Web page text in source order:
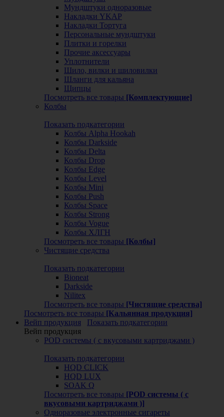
Мундштуки одноразовые
Накладки YKAP
Накладки Тортуга
Персональные мундштуки
Плитки и горелки
Прочие аксессуары
Уплотнители
Шило, вилки и шиловилки
Шланги для кальяна
Щипцы
Посмотреть все товары [Комплектующие]
Колбы
Показать подкатегории
Колбы Alpha Hookah
Колбы Darkside
Колбы Delta
Колбы Drop
Колбы Edge
Колбы Level
Колбы Mini
Колбы Push
Колбы Space
Колбы Strong
Колбы Vogue
Колбы ХЛГН
Посмотреть все товары [Колбы]
Чистящие средства
Показать подкатегории
Bioneat
Darkside
Nilitex
Посмотреть все товары [Чистящие средства]
Посмотреть все товары [Кальянная продукция]
Вейп продукция
Показать подкатегории
Вейп продукция
POD системы ( с вкусовыми картриджами )
Показать подкатегории
HQD CLICK
HQD LUX
SOAK Q
Посмотреть все товары [POD системы ( с
вкусовыми картриджами )]
Одноразовые электронные сигареты